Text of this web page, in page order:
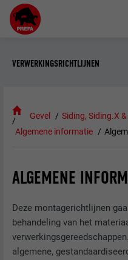
VERWERKINGSRICHTLIJNEN
Gevel
Siding, Siding.X
Algemene informatie
ALGEMENE
Deze montagerichtlijnen
behandeling van het
algemene,